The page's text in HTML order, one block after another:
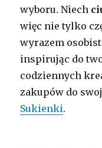
wyboru. Niech
więc nie tylko
wyrazem
inspirując do
codziennych
zakupów do
Sukienki.